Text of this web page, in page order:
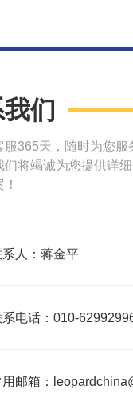
们
服365天，随时为您
们将竭诚为您提供详
系人：蒋金平
系电话：010-
用邮箱：